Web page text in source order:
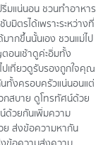
ริ่มแน่นอน ชวนทำอาหาร
มิตรได้เพราะระหว่างที่
ากขึ้นนั้นเอง ชวนแม่ไป
นเช้าดูค่ะ อิ่มทั้ง
เที่ยวดู รับรองถูกใจคุณ
ทั้งครอบครัวแน่นอน แต่
กสบาย ดูโทรทัศน์ด้วย
ด้วยกันเพิ่มความ
ย ส่งข้อความหากัน